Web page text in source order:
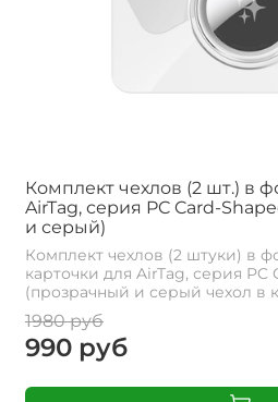
Комплект чехлов (2 шт.) в
AirTag, серия PC Card-
и серый)
Комплект чехлов (2 штуки) в
карточки для AirTag, серия PC
(прозрачный и серый чехол в
1980 руб
990 руб